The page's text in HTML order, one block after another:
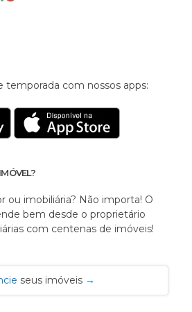
temporada com nossos apps:
ou imobiliária? Não importa! O
bem desde o proprietário
com centenas de imóveis!
seus imóveis →